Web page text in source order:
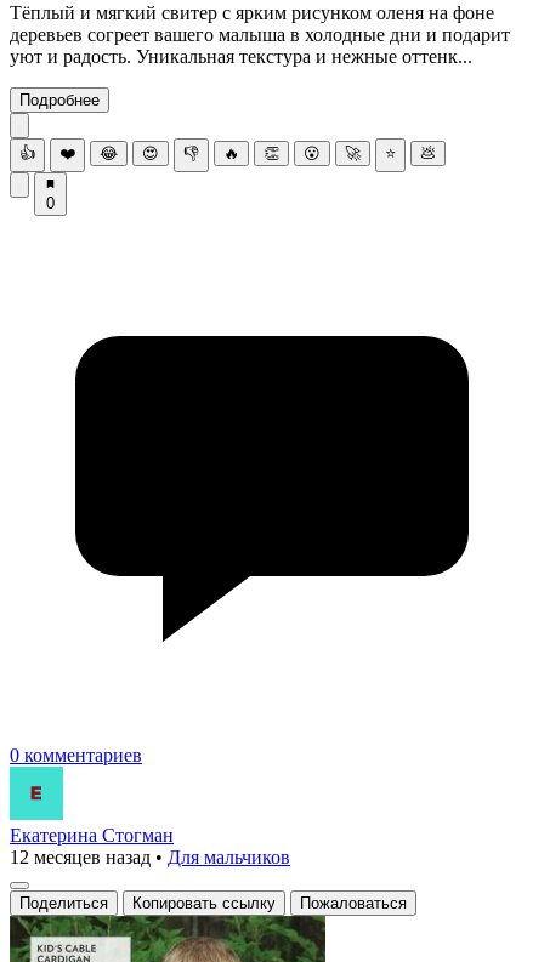
Тёплый и мягкий свитер с ярким рисунком оленя на фоне
деревьев согреет вашего малыша в холодные дни и подарит
уют и радость. Уникальная текстура и нежные оттенк...
Подробнее
👍 ❤️ 😂 😍 👎 🔥 👏 😮 🚀 ⭐ 💩
0
0 комментариев
Екатерина Стогман
12 месяцев назад • Для мальчиков
Поделиться Копировать ссылку Пожаловаться